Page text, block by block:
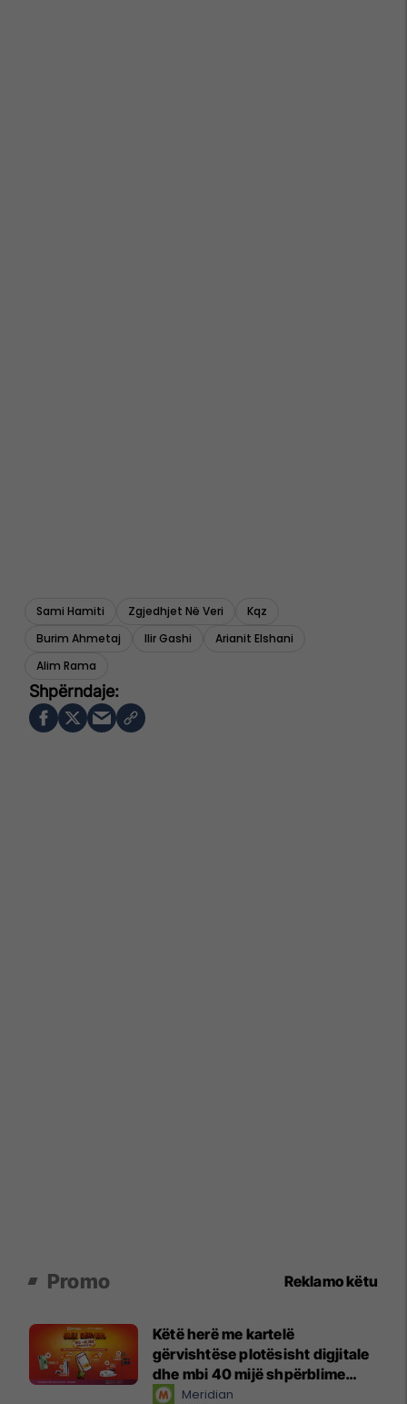
Sami Hamiti Zgjedhjet Në Veri
Kqz
Burim Ahmetaj
Ilir Gashi
Arianit Elshani
Alim Rama
Promo Reklamo këtu
Këtë herë me kartelë
gërvishtëse plotësisht digjitale
dhe mbi 40 mijë shpërblime
instant!Meridian